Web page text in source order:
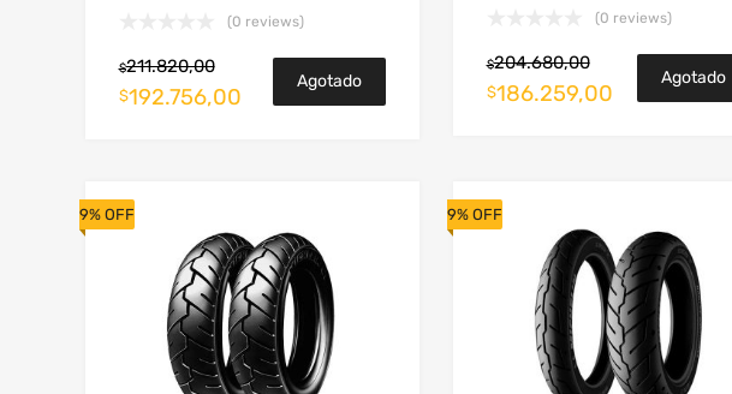
(0 reviews)
$211.820,00
$192.756,00
Agotado
(0 reviews)
$204.680,00
$186.259,00
Agotado
9% OFF 9% OFF